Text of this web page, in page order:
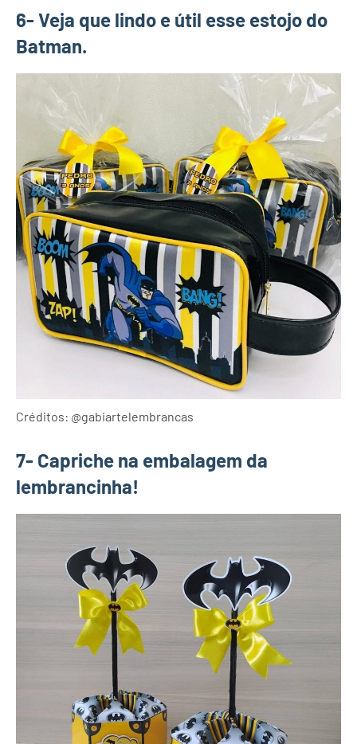
6- Veja que lindo e útil esse estojo do
Batman.
Créditos: @gabiartelembrancas
7- Capriche na embalagem da
lembrancinha!